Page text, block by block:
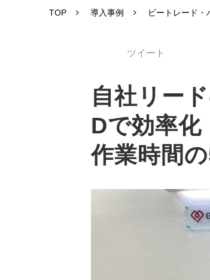
TOP 導入事例 ビートレード・
ツイート
自社リー
Dで効率化
作業時間